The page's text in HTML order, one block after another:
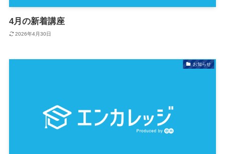
4月の新着講座
2026年4月30日
お知らせ